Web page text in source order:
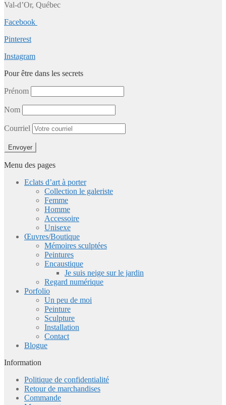
Val-d’Or, Québec
Facebook
Pinterest
Instagram
Pour être dans les secrets
Prénom
Nom
Courriel
Menu des pages
Eclats d’art à porter
Collection le galeriste
Femme
Homme
Accessoire
Unisexe
Œuvres/Boutique
Mémoires sculptées
Peintures
Encaustique
Je suis neige sur le jardin
Regard numérique
Porfolio
Un peu de moi
Peinture
Sculpture
Installation
Contact
Blogue
Information
Politique de confidentialité
Retour de marchandises
Commande